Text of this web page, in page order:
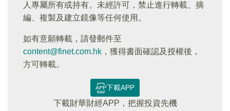
人專屬所有或持有。未經許可，禁止進行轉載、摘
編、複製及建立鏡像等任何使用。
如有意願轉載，請發郵件至
content@finet.com.hk ，獲得書面確認及授權後，
方可轉載。
下載APP
下載財華財經APP，把握投資先機